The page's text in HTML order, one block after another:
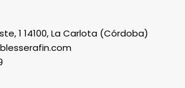
1 14100, La Carlota (Córdoba)